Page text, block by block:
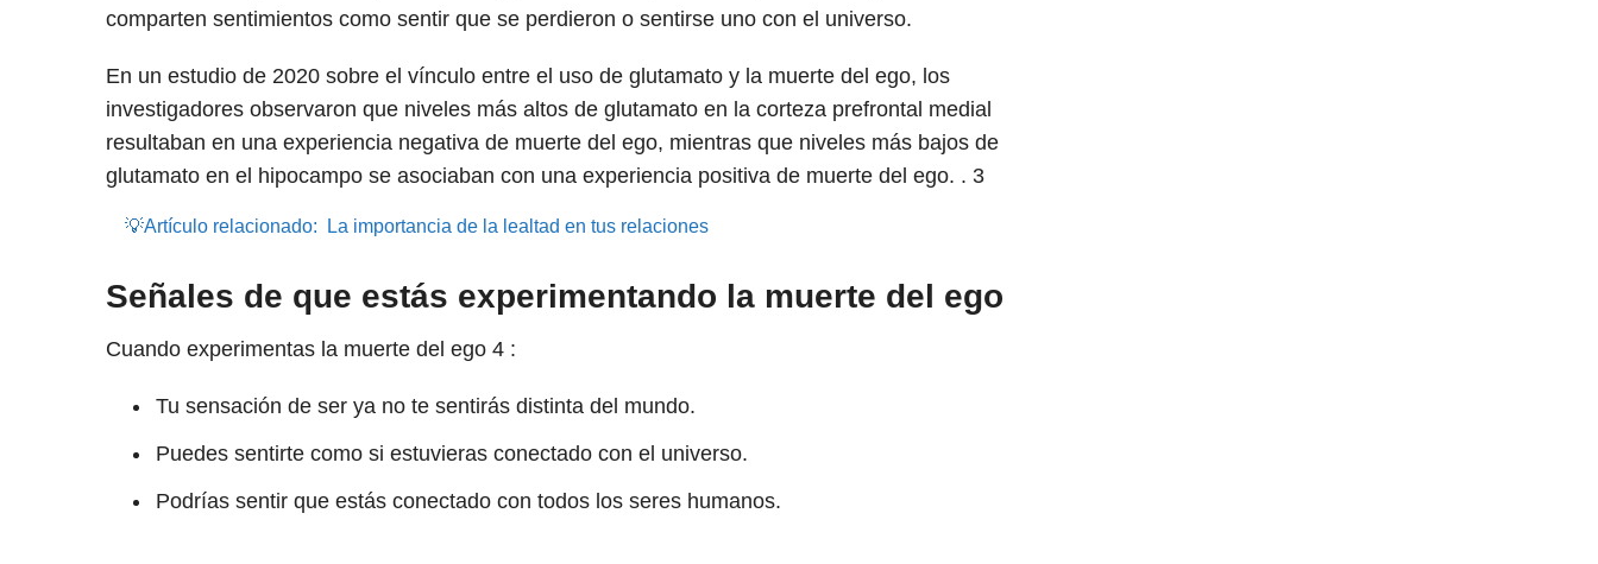
comparten sentimientos como sentir que se perdieron o sentirse uno con el universo.
En un estudio de 2020 sobre el vínculo entre el uso de glutamato y la muerte del ego, los
investigadores observaron que niveles más altos de glutamato en la corteza prefrontal medial
resultaban en una experiencia negativa de muerte del ego, mientras que niveles más bajos de
glutamato en el hipocampo se asociaban con una experiencia positiva de muerte del ego. . 3
💡Artículo relacionado: La importancia de la lealtad en tus relaciones
Señales de que estás experimentando la muerte del ego
Cuando experimentas la muerte del ego 4:
Tu sensación de ser ya no te sentirás distinta del mundo.
Puedes sentirte como si estuvieras conectado con el universo.
Podrías sentir que estás conectado con todos los seres humanos.